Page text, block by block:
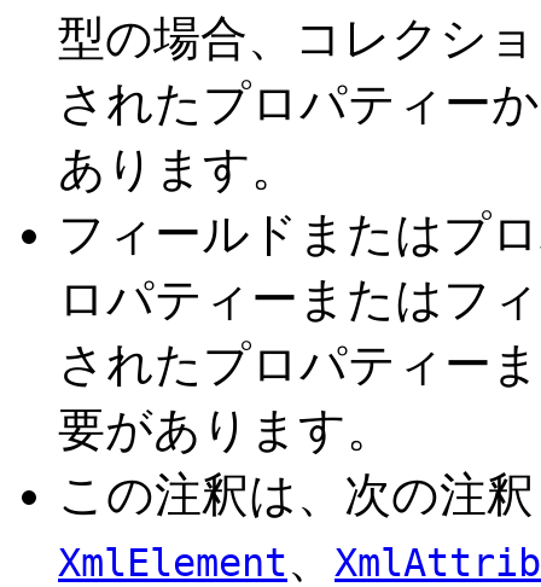
型の場合、コレクシ
されたプロパティー
あります。
フィールドまたはプ
ロパティーまたはフ
されたプロパティー
要があります。
この注釈は、次の注
XmlElement、